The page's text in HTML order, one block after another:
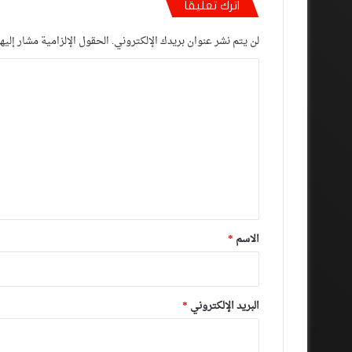
اترك تعليقاً
لن يتم نشر عنوان بريدك الإلكتروني.الحقول الإلزامية مشار
*
الاسم *
البريد الإلكتروني *